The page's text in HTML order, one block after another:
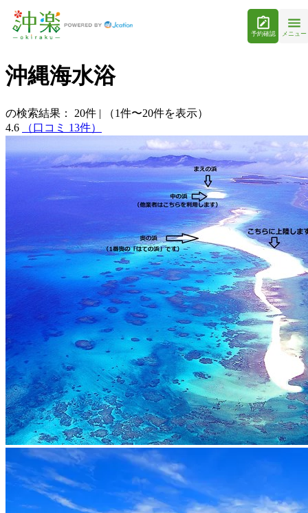
予約確認 メニュー
沖縄海水浴
の検索結果： 20件 |
（1件〜20件を表示）
4.6
（口コミ 13件）